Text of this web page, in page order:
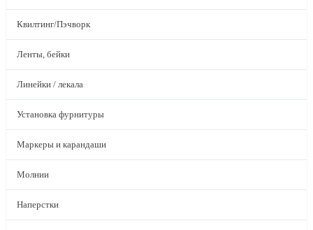
Квилтинг/Пэчворк
Ленты, бейки
Линейки / лекала
Установка фурнитуры
Маркеры и карандаши
Молнии
Наперстки